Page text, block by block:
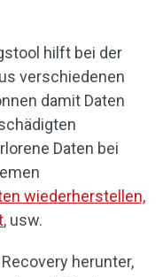
hilft bei der
verschiedenen
damit Daten
Daten bei
wiederherstellen,
, usw.
herunter,